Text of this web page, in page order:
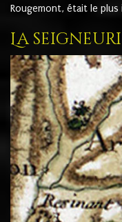
Rougemont, était le plus
La